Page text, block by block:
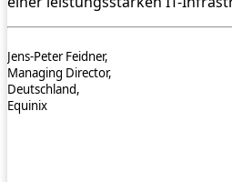
Jens-Peter Feidner,
Managing Director,
Deutschland,
Equinix